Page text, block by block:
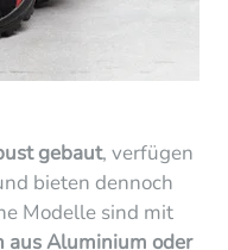
gebaut, verfügen
bieten dennoch
Modelle sind mit
aus Aluminium oder